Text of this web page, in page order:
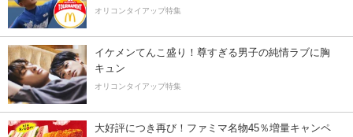
オリコンタイアップ特集
イケメンてんこ盛り！尊すぎる男子の純情ラブに胸
キュン
オリコンタイアップ特集
大好評につき再び！ファミマ名物45％増量キャンペ